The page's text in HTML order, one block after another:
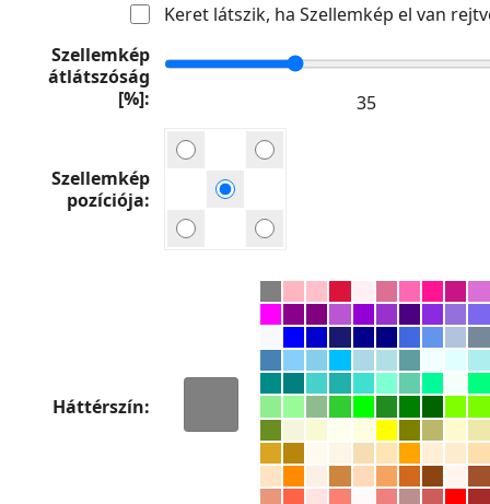
Keret látszik, ha Szellemkép el van
Szellemkép
átlátszóság
[%]
Szellemkép
pozíciója
Háttérszín